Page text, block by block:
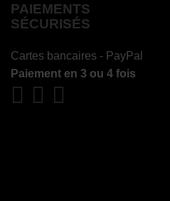
PAIEMENTS
SÉCURISÉS
Cartes bancaires - PayPal
Paiement en 3 ou 4 fois